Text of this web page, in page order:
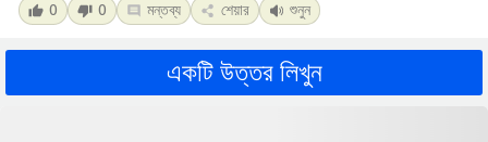
0 0 মন্তব্য শেয়ার শুনুন
একটি উত্তর লিখুন